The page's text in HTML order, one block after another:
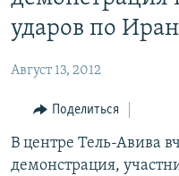
основной
навигации
Перейти
поиску
ЭКОНОМИКА
РЕГИОН
НАГОРНЫЙ КАРАБАХ
ударов по
Август 13, 2012
Поделиться
В центре Тель-Авива
демонстрация,